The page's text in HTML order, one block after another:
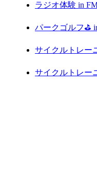
ラジオ体験 in
パークゴルフ⛳️
サイクルトレー
サイクルトレー